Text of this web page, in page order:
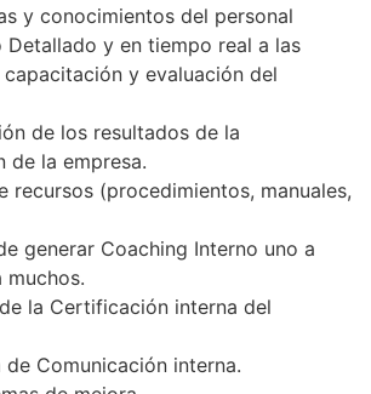
y conocimientos del personal
Detallado y en tiempo real a las
y evaluación del
de los resultados de la
de la empresa.
recursos (procedimientos, manuales,
generar Coaching Interno uno a
muchos.
la Certificación interna del
de Comunicación interna.